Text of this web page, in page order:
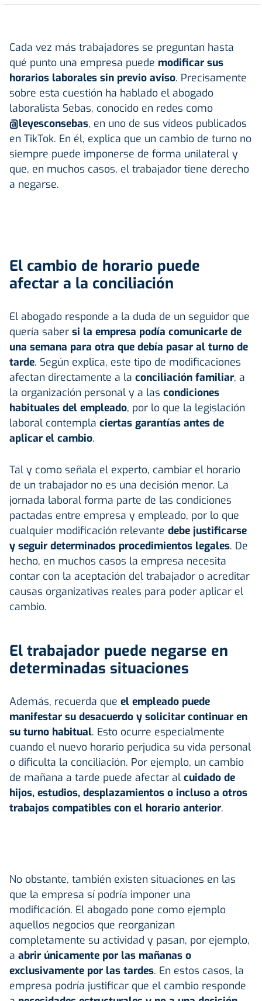
Cada vez más trabajadores se preguntan hasta
qué punto una empresa puede modificar sus
horarios laborales sin previo aviso. Precisamente
sobre esta cuestión ha hablado el abogado
laboralista Sebas, conocido en redes como
@leyesconsebas, en uno de sus vídeos publicados
en TikTok. En él, explica que un cambio de turno no
siempre puede imponerse de forma unilateral y
que, en muchos casos, el trabajador tiene derecho
a negarse.
El cambio de horario puede
afectar a la conciliación
El abogado responde a la duda de un seguidor que
quería saber si la empresa podía comunicarle de
una semana para otra que debía pasar al turno de
tarde. Según explica, este tipo de modificaciones
afectan directamente a la conciliación familiar, a
la organización personal y a las condiciones
habituales del empleado, por lo que la legislación
laboral contempla ciertas garantías antes de
aplicar el cambio.
Tal y como señala el experto, cambiar el horario
de un trabajador no es una decisión menor. La
jornada laboral forma parte de las condiciones
pactadas entre empresa y empleado, por lo que
cualquier modificación relevante debe justificarse
y seguir determinados procedimientos legales. De
hecho, en muchos casos la empresa necesita
contar con la aceptación del trabajador o acreditar
causas organizativas reales para poder aplicar el
cambio.
El trabajador puede negarse en
determinadas situaciones
Además, recuerda que el empleado puede
manifestar su desacuerdo y solicitar continuar en
su turno habitual. Esto ocurre especialmente
cuando el nuevo horario perjudica su vida personal
o dificulta la conciliación. Por ejemplo, un cambio
de mañana a tarde puede afectar al cuidado de
hijos, estudios, desplazamientos o incluso a otros
trabajos compatibles con el horario anterior.
No obstante, también existen situaciones en las
que la empresa sí podría imponer una
modificación. El abogado pone como ejemplo
aquellos negocios que reorganizan
completamente su actividad y pasan, por ejemplo,
a abrir únicamente por las mañanas o
exclusivamente por las tardes. En estos casos, la
empresa podría justificar que el cambio responde